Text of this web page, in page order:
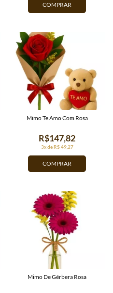
COMPRAR
COMPRAR
3x de R$ 49,27
R$147,82
Mimo Te Amo Com Rosa
Mimo De Gérbera Rosa